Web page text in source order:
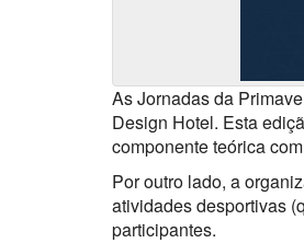
As Jornadas da
Design Hotel. Esta
componente teórica
Por outro lado, a
atividades desportivas
participantes.